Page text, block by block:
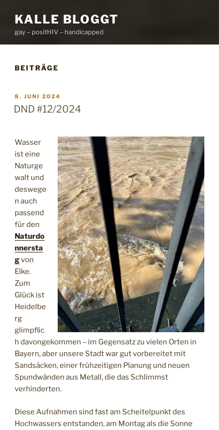
KALLE BLOGGT
gay – positHIV – handicapped
BEITRÄGE
VERÖFFENTLICHT
AM
8. JUNI 2024
DND #12/2024
Wasser
ist eine
Naturge
walt und
deswege
n auch
passend
für den
Naturdo
nnersta
gvon
Elke.
Zum
Glück ist
Heidelbe
rg
glimpflic
h davongekommen – im Gegensatz zu vielen Orten in
Bayern, aber unsere Stadt war gut vorbereitet mit
Sandsäcken, einer frühzeitigen Planung und neuen
Spundwänden aus Metall, die das Schlimmst
verhinderten.
Diese Aufnahmen sind fast am Scheitelpunkt des
Hochwassers entstanden, am Montag als die Sonne